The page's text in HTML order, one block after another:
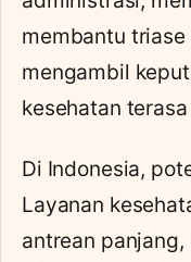
membantu
mengambil
kesehatan
Di Indonesia,
Layanan
antrean